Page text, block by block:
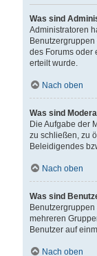
Was sind
Administratoren
des Forums oder
erteilt wurde.
Nach oben
Was sind
Die Aufgabe der
zu schließen, zu
Beleidigendes
Nach oben
Was sind
mehreren
Benutzer auf
Nach oben